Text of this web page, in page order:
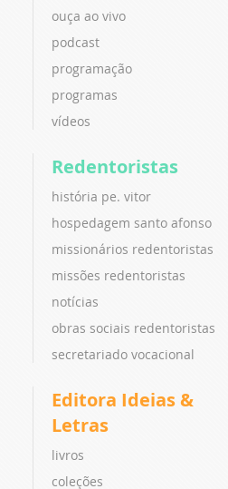
ouça ao vivo
podcast
programação
programas
vídeos
Redentoristas
história pe. vitor
hospedagem santo afonso
missionários redentoristas
missões redentoristas
notícias
obras sociais redentoristas
secretariado vocacional
Editora Ideias &
Letras
livros
coleções